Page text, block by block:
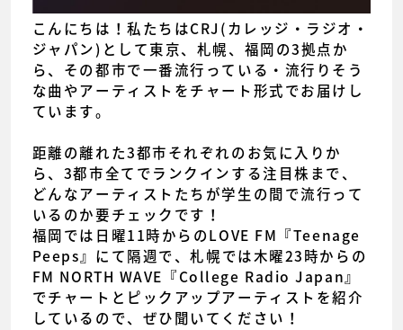
こんにちは！私たちはCRJ(カレッジ・ラジオ・
ジャパン)として東京、札幌、福岡の3拠点か
ら、その都市で一番流行っている・流行りそう
な曲やアーティストをチャート形式でお届けし
ています。
距離の離れた3都市それぞれのお気に入りか
ら、3都市全てでランクインする注目株まで、
どんなアーティストたちが学生の間で流行って
いるのか要チェックです！
福岡では日曜11時からのLOVE FM『Teenage
Peeps』にて隔週で、札幌では木曜23時からの
FM NORTH WAVE『College Radio Japan』
でチャートとピックアップアーティストを紹介
しているので、ぜひ聞いてください！